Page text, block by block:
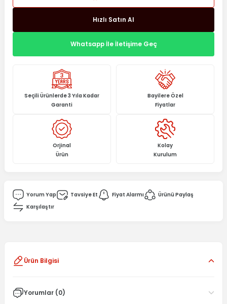
Hızlı Satın Al
Whatsapp İle İletişime Geç
Seçili Ürünlerde 3 Yıla Kadar
Garanti
Bayilere Özel
Fiyatlar
Orjinal
Ürün
Kolay
Kurulum
Yorum Yap Tavsiye Et Fiyat Alarmı
Ürünü Paylaş
Karşılaştır
Ürün Bilgisi
Yorumlar (0)